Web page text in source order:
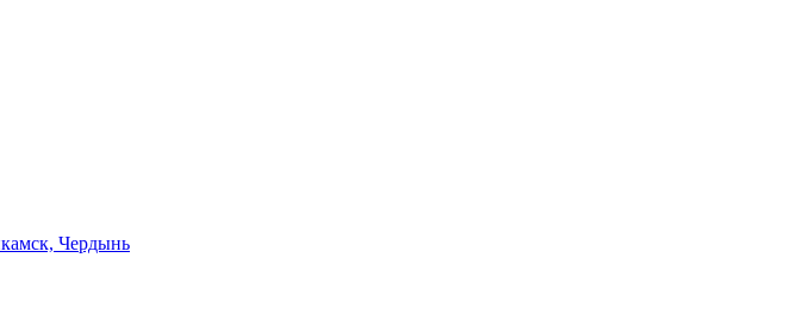
Чердынь